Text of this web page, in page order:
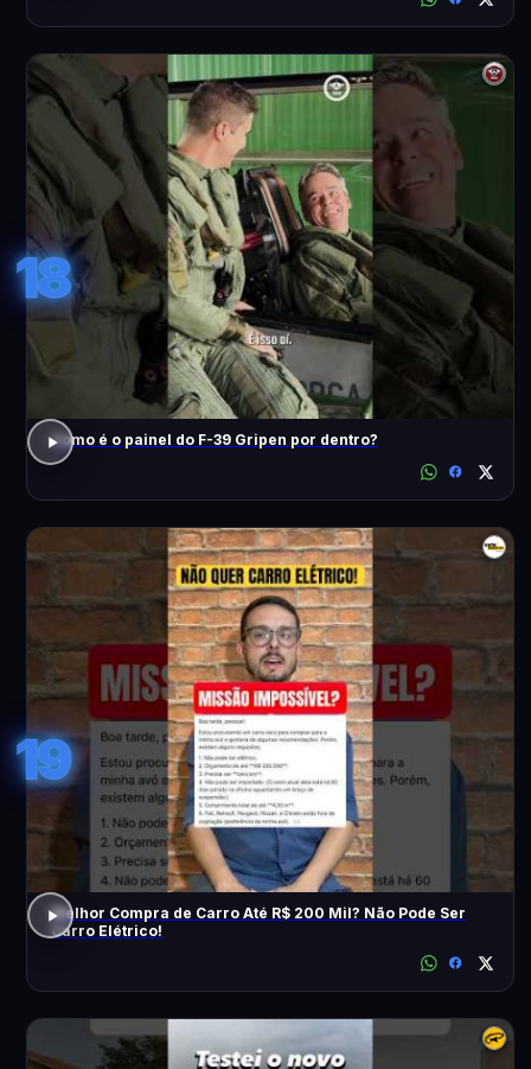
18
Como é o painel do F-39 Gripen por dentro?
19
Melhor Compra de Carro Até R$ 200 Mil? Não Pode Ser
Carro Elétrico!